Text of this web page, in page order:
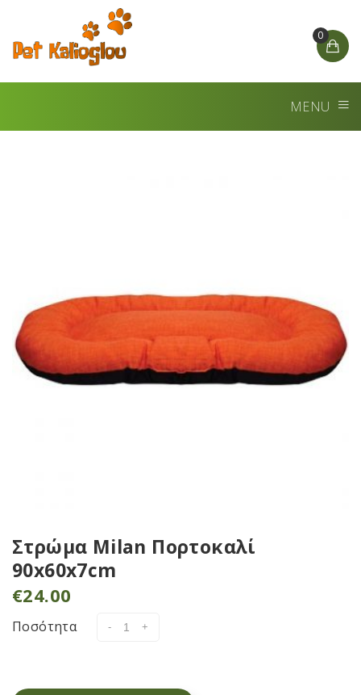
0
MENU
Στρώμα Milan Πορτοκαλί
90x60x7cm
€24.00
Ποσότητα